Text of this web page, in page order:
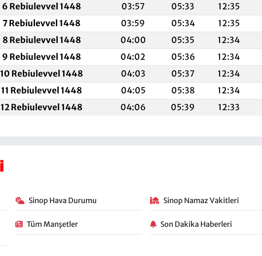
6 Rebiulevvel 1448 03:57 05:33 12:35
7 Rebiulevvel 1448 03:59 05:34 12:35
8 Rebiulevvel 1448 04:00 05:35 12:34
9 Rebiulevvel 1448 04:02 05:36 12:34
10 Rebiulevvel 1448 04:03 05:37 12:34
11 Rebiulevvel 1448 04:05 05:38 12:34
12 Rebiulevvel 1448 04:06 05:39 12:33
Sinop Hava Durumu Sinop Namaz Vakitleri
Tüm Manşetler Son Dakika Haberleri